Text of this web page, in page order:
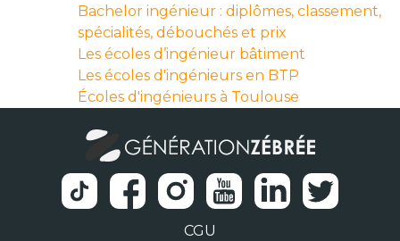
Bachelor ingénieur : diplômes, classement,
spécialités, débouchés et prix
Les écoles d’ingénieur bâtiment
Les écoles d'ingénieurs en BTP
Écoles d'ingénieurs à Toulouse
CGU